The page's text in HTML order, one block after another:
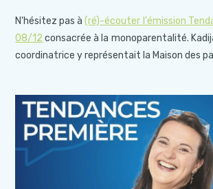
N'hésitez pas à(ré)-écouter l'émission
08/12 consacrée à la monoparentalité.
coordinatrice y représentait la Maison des